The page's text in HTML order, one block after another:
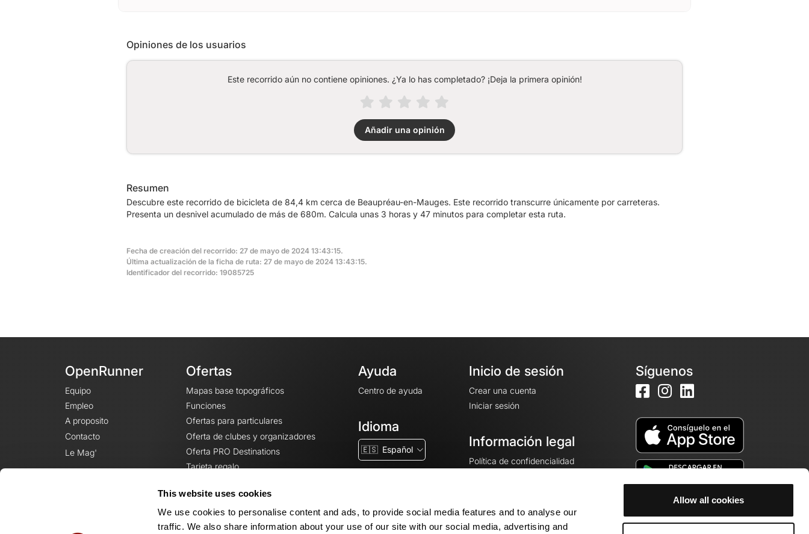
This website uses cookies
We use cookies to personalise content and ads, to provide social media features and to analyse our
traffic. We also share information about your use of our site with our social media, advertising and
Allow all cookies
Opiniones de los usuarios
Este recorrido aún no contiene opiniones. ¿Ya lo has completado? ¡Deja la primera opinión!
Añadir una opinión
Resumen
Descubre este recorrido de bicicleta de 84,4 km cerca de Beaupréau-en-Mauges. Este recorrido transcurre únicamente por carreteras.
Presenta un desnivel acumulado de más de 680m. Calcula unas 3 horas y 47 minutos para completar esta ruta.
Fecha de creación del recorrido: 27 de mayo de 2024 13:43:15.
Última actualización de la ficha de ruta: 27 de mayo de 2024 13:43:15.
Identificador del recorrido: 19085725
OpenRunner
Equipo
Empleo
A proposito
Contacto
Le Mag'
Ofertas
Mapas base topográficos
Funciones
Ofertas para particulares
Oferta de clubes y organizadores
Oferta PRO Destinations
Tarjeta regalo
Ayuda
Centro de ayuda
Idioma
🇪🇸 Español
Inicio de sesión
Crear una cuenta
Iniciar sesión
Información legal
Política de confidencialidad
Avisos legales
Configuración de cookies
Síguenos